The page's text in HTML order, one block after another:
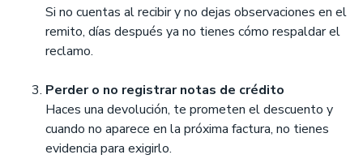
Si no cuentas al recibir y no dejas observaciones en el
remito, días después ya no tienes cómo respaldar el
reclamo.
Perder o no registrar notas de crédito
Haces una devolución, te prometen el descuento y
cuando no aparece en la próxima factura, no tienes
evidencia para exigirlo.